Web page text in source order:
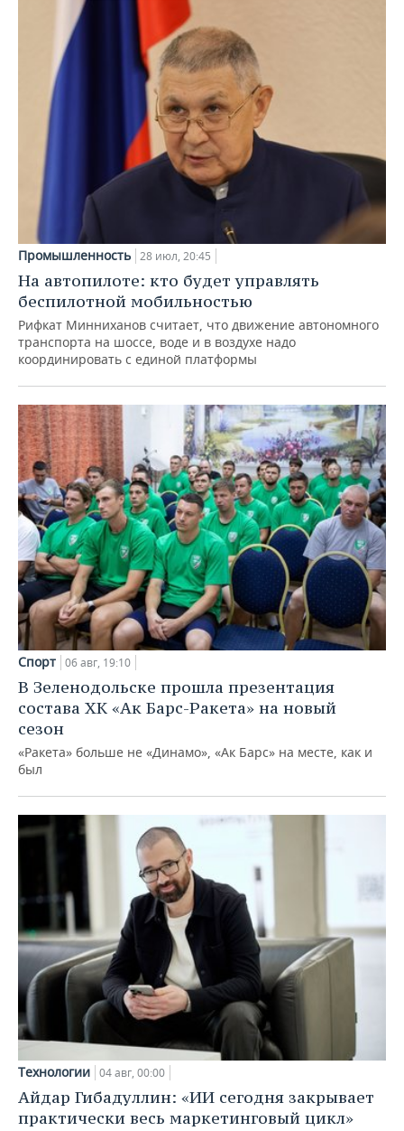
Промышленность 28 июл, 20:45
На автопилоте: кто будет управлять
беспилотной мобильностью
Рифкат Минниханов считает, что движение автономного
транспорта на шоссе, воде и в воздухе надо
координировать с единой платформы
Спорт 06 авг, 19:10
В Зеленодольске прошла презентация
состава ХК «Ак Барс-Ракета» на новый
сезон
«Ракета» больше не «Динамо», «Ак Барс» на месте, как и
был
Технологии 04 авг, 00:00
Айдар Гибадуллин: «ИИ сегодня закрывает
практически весь маркетинговый цикл»